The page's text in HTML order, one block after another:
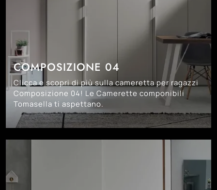
COMPOSIZIONE 04
Clicca e scopri di più sulla cameretta per ragazzi
Composizione 04! Le Camerette componibili
Tomasella ti aspettano.